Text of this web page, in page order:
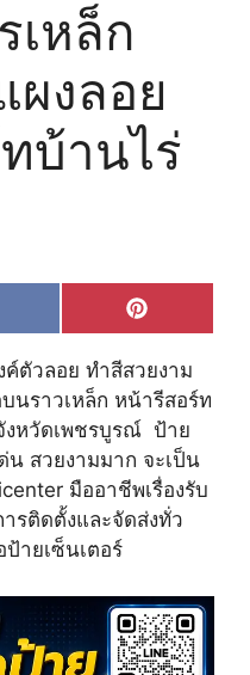
เหล็ก
งลอย
บ้านไร่
Share
on
P
i
t
e
e
s
t
ตัวลอย ทำสีสวยงาม
นราวเหล็ก หน้ารีสอร์ท
งหวัดเพชรบูรณ์ ป้าย
สวยงามมาก จะเป็น
มืออาชีพเรื่องรับ
รติดตั้งและจัดส่งทั่ว
ายเซ็นเตอร์